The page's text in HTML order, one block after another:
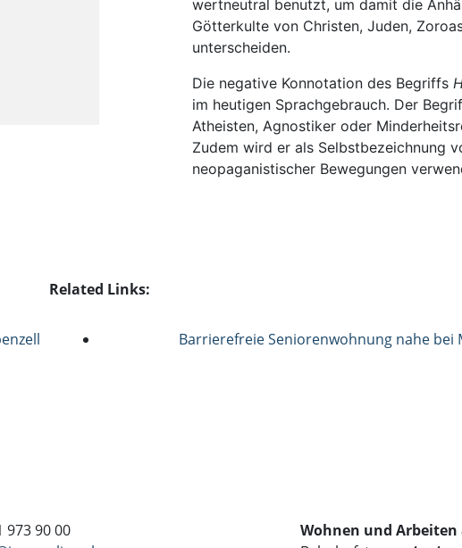
wertneutral benutzt, um damit die
Götterkulte von Christen, Juden,
unterscheiden.
Die negative Konnotation des Begriffs
im heutigen Sprachgebrauch. Der
Atheisten, Agnostiker oder
Zudem wird er als Selbstbezeichnung
neopaganistischer Bewegungen
Related Links:
Barrierefreie Seniorenwohnung nahe bei
973 90 00
Wohnen und Arbeiten